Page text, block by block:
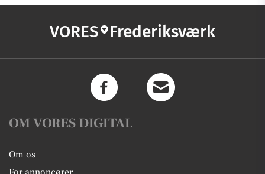
VORES Frederiksværk
OM VORES DIGITAL
Om os